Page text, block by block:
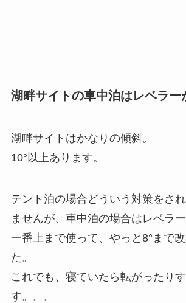
湖畔サイトの車中泊はレベラー
湖畔サイトはかなりの傾斜。
10°以上あります。
テント泊の場合どういう対策をさ
ませんが、車中泊の場合はレベラー
一番上まで使って、やっと8°まで
た。
これでも、寝ていたら転がったり
す。。。